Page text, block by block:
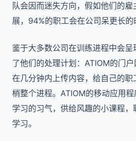
队会因而迷失方向，假如他们的
展，94%的职工会在公司呆更长的
鉴于大多数公司在训练进程中会
了他们的处理计划：ATIOM的门
在几分钟内上传内容，给自己的
梢整个进程。ATIOM的移动应用
学习的习气，供给风趣的小课程
学习。